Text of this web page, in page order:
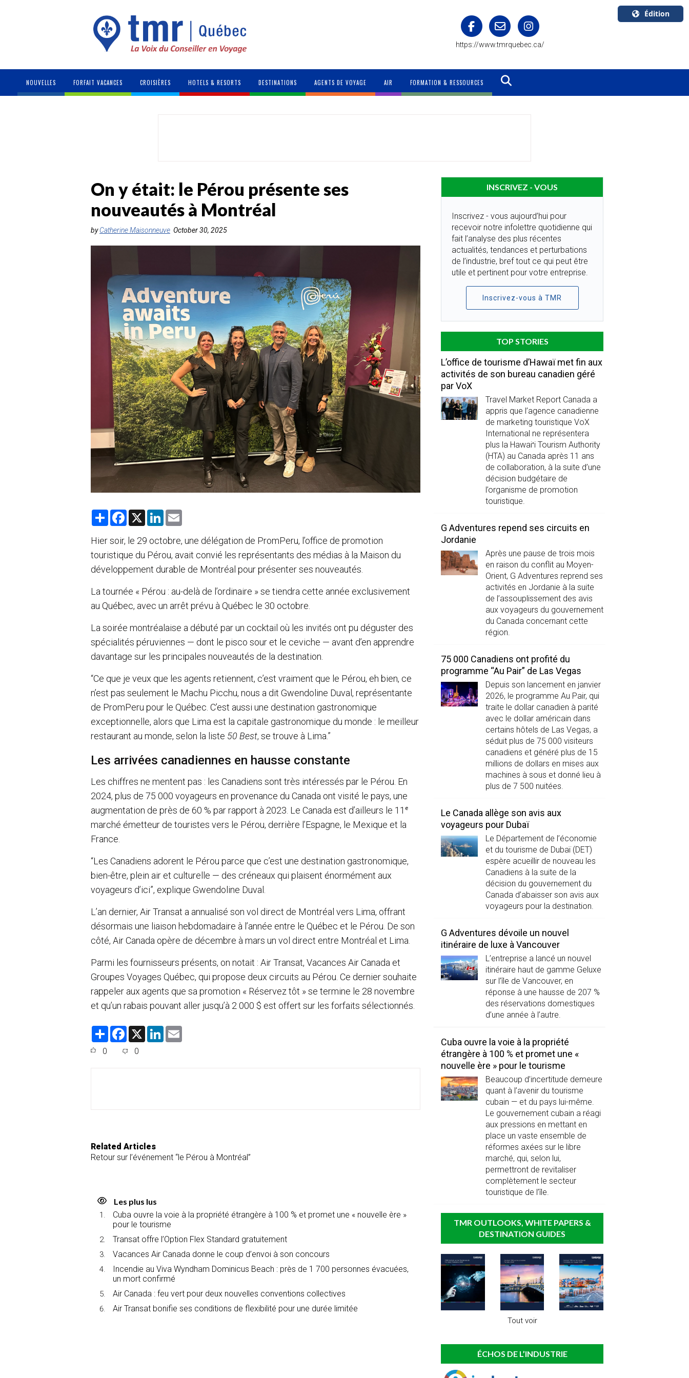
https://www.tmrquebec.ca/
Édition
Canada
NOUVELLES FORFAIT VACANCES CROISIÈRES HOTELS & RESORTS DESTINATIONS AGENTS DE VOYAGE AIR FORMATION & RESSOURCES
On y était: le Pérou présente ses
nouveautés à Montréal
byCatherine Maisonneuve October 30, 2025
S
r
e
F
e
b
o
k
X
L
k
e
d
n
Hier soir, le 29 octobre, une délégation de PromPeru, l’office de promotion
touristique du Pérou, avait convié les représentants des médias à la Maison du
développement durable de Montréal pour présenter ses nouveautés.
La tournée « Pérou : au-delà de l’ordinaire » se tiendra cette année exclusivement
au Québec, avec un arrêt prévu à Québec le 30 octobre.
La soirée montréalaise a débuté par un cocktail où les invités ont pu déguster des
spécialités péruviennes — dont le pisco sour et le ceviche — avant d’en apprendre
davantage sur les principales nouveautés de la destination.
“Ce que je veux que les agents retiennent, c’est vraiment que le Pérou, eh bien, ce
n’est pas seulement le Machu Picchu, nous a dit Gwendoline Duval, représentante
de PromPeru pour le Québec. C’est aussi une destination gastronomique
exceptionnelle, alors que Lima est la capitale gastronomique du monde : le meilleur
restaurant au monde, selon la liste 50 Best, se trouve à Lima.”
Les arrivées canadiennes en hausse constante
Les chiffres ne mentent pas : les Canadiens sont très intéressés par le Pérou. En
2024, plus de 75 000 voyageurs en provenance du Canada ont visité le pays, une
augmentation de près de 60 % par rapport à 2023. Le Canada est d’ailleurs le 11ᵉ
marché émetteur de touristes vers le Pérou, derrière l’Espagne, le Mexique et la
France.
“Les Canadiens adorent le Pérou parce que c’est une destination gastronomique,
bien-être, plein air et culturelle — des créneaux qui plaisent énormément aux
voyageurs d’ici”, explique Gwendoline Duval.
L’an dernier, Air Transat a annualisé son vol direct de Montréal vers Lima, offrant
désormais une liaison hebdomadaire à l’année entre le Québec et le Pérou. De son
côté, Air Canada opère de décembre à mars un vol direct entre Montréal et Lima.
Parmi les fournisseurs présents, on notait : Air Transat, Vacances Air Canada et
Groupes Voyages Québec, qui propose deux circuits au Pérou. Ce dernier souhaite
rappeler aux agents que sa promotion « Réservez tôt » se termine le 28 novembre
et qu’un rabais pouvant aller jusqu’à 2 000 $ est offert sur les forfaits sélectionnés.
S
F
e
X
L
0 0
Related Articles
Retour sur l’événement “le Pérou à Montréal”
Les plus lus
Cuba ouvre la voie à la propriété étrangère à 100 % et promet une « nouvelle ère »
pour le tourisme
Transat offre l’Option Flex Standard gratuitement
Vacances Air Canada donne le coup d’envoi à son concours
Incendie au Viva Wyndham Dominicus Beach : près de 1 700 personnes évacuées,
un mort confirmé
Air Canada : feu vert pour deux nouvelles conventions collectives
Air Transat bonifie ses conditions de flexibilité pour une durée limitée
INSCRIVEZ - VOUS
Inscrivez - vous aujourd’hui pour
recevoir notre infolettre quotidienne qui
fait l’analyse des plus récentes
actualités, tendances et perturbations
de l’industrie, bref tout ce qui peut être
utile et pertinent pour votre entreprise.
Inscrivez-vous à TMR
TOP STORIES
L’office de tourisme d’Hawaï met fin aux
activités de son bureau canadien géré
par VoX
Travel Market Report Canada a
appris que l’agence canadienne
de marketing touristique VoX
International ne représentera
plus la Hawaiʻi Tourism Authority
(HTA) au Canada après 11 ans
de collaboration, à la suite d’une
décision budgétaire de
l’organisme de promotion
touristique.
G Adventures repend ses circuits en
Jordanie
Après une pause de trois mois
en raison du conflit au Moyen-
Orient, G Adventures reprend ses
activités en Jordanie à la suite
de l’assouplissement des avis
aux voyageurs du gouvernement
du Canada concernant cette
région.
75 000 Canadiens ont profité du
programme “Au Pair” de Las Vegas
Depuis son lancement en janvier
2026, le programme Au Pair, qui
traite le dollar canadien à parité
avec le dollar américain dans
certains hôtels de Las Vegas, a
séduit plus de 75 000 visiteurs
canadiens et généré plus de 15
millions de dollars en mises aux
machines à sous et donné lieu à
plus de 7 500 nuitées.
Le Canada allège son avis aux
voyageurs pour Dubaï
Le Département de l’économie
et du tourisme de Dubaï (DET)
espère acueillir de nouveau les
Canadiens à la suite de la
décision du gouvernement du
Canada d’abaisser son avis aux
voyageurs pour la destination.
G Adventures dévoile un nouvel
itinéraire de luxe à Vancouver
L’entreprise a lancé un nouvel
itinéraire haut de gamme Geluxe
sur l’île de Vancouver, en
réponse à une hausse de 207 %
des réservations domestiques
d’une année à l’autre.
Cuba ouvre la voie à la propriété
étrangère à 100 % et promet une «
nouvelle ère » pour le tourisme
Beaucoup d’incertitude demeure
quant à l’avenir du tourisme
cubain — et du pays lui-même.
Le gouvernement cubain a réagi
aux pressions en mettant en
place un vaste ensemble de
réformes axées sur le libre
marché, qui, selon lui,
permettront de revitaliser
complètement le secteur
touristique de l’île.
TMR OUTLOOKS, WHITE PAPERS &
DESTINATION GUIDES
Tout voir
ÉCHOS DE L’INDUSTRIE